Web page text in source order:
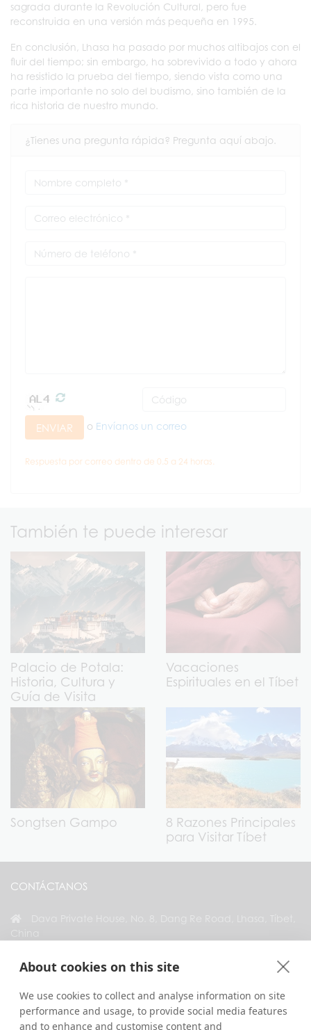
About cookies on this site
We use cookies to collect and analyse information on site
performance and usage, to provide social media features
and to enhance and customise content and
sagrada durante la Revolución Cultural, pero fue
reconstruida en una versión más pequeña en 1995.
En conclusión, Lhasa ha pasado por muchos altibajos con el
fluir del tiempo; sin embargo, ha sobrevivido a todo y ahora
ha resistido la prueba del tiempo, siendo vista como una
parte importante no solo del budismo, sino también de la
rica historia de nuestro mundo.
¿Tienes una pregunta rápida? Pregunta aquí abajo.
ENVIAR o Envíanos un correo
Respuesta por correo dentro de 0.5 a 24 horas.
También te puede interesar
Palacio de Potala:
Historia, Cultura y
Guía de Visita
Vacaciones
Espirituales en el Tíbet
Songtsen Gampo
8 Razones Principales
para Visitar Tíbet
CONTÁCTANOS
CONÉCTATE CON NOSOTROS